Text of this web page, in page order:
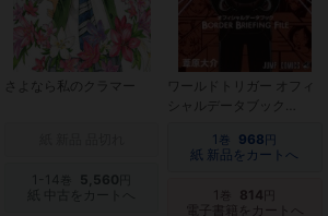
さよなら私のクラマー
5,560
紙 中古をカートへ
ワールドトリガー オフィ
シャルデータブック
1 巻 968 円
紙 新品をカートへ
1 巻 814
電子書籍をカートへ